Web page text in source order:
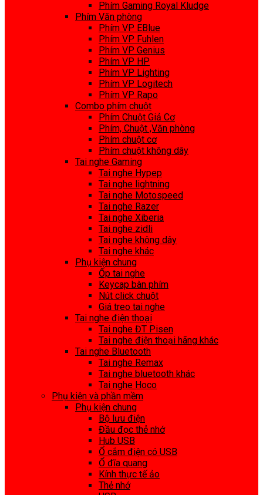
Phím Gaming Royal Kludge
Phím Văn phòng
Phím VP EBlue
Phím VP Fuhlen
Phím VP Genius
Phím VP HP
Phím VP Lighting
Phím VP Logitech
Phím VP Rapo
Combo phím chuột
Phím Chuột Giả Cơ
Phím, Chuột ,Văn phòng
Phím chuột cơ
Phím chuột không dây
Tai nghe Gaming
Tai nghe Hypep
Tai nghe lightning
Tai nghe Motospeed
Tai nghe Razer
Tai nghe Xiberia
Tai nghe zidli
Tai nghe không dây
Tai nghe khác
Phụ kiện chung
Ốp tai nghe
Keycap bàn phím
Nút click chuột
Giá treo tai nghe
Tai nghe điện thoại
Tai nghe ĐT Pisen
Tai nghe điện thoại hãng khác
Tai nghe Bluetooth
Tai nghe Remax
Tai nghe bluetooth khác
Tai nghe Hoco
Phụ kiện và phần mềm
Phụ kiện chung
Bộ lưu điện
Đầu đọc thẻ nhớ
Hub USB
Ổ cắm điện có USB
Ổ đĩa quang
Kính thực tế ảo
Thẻ nhớ